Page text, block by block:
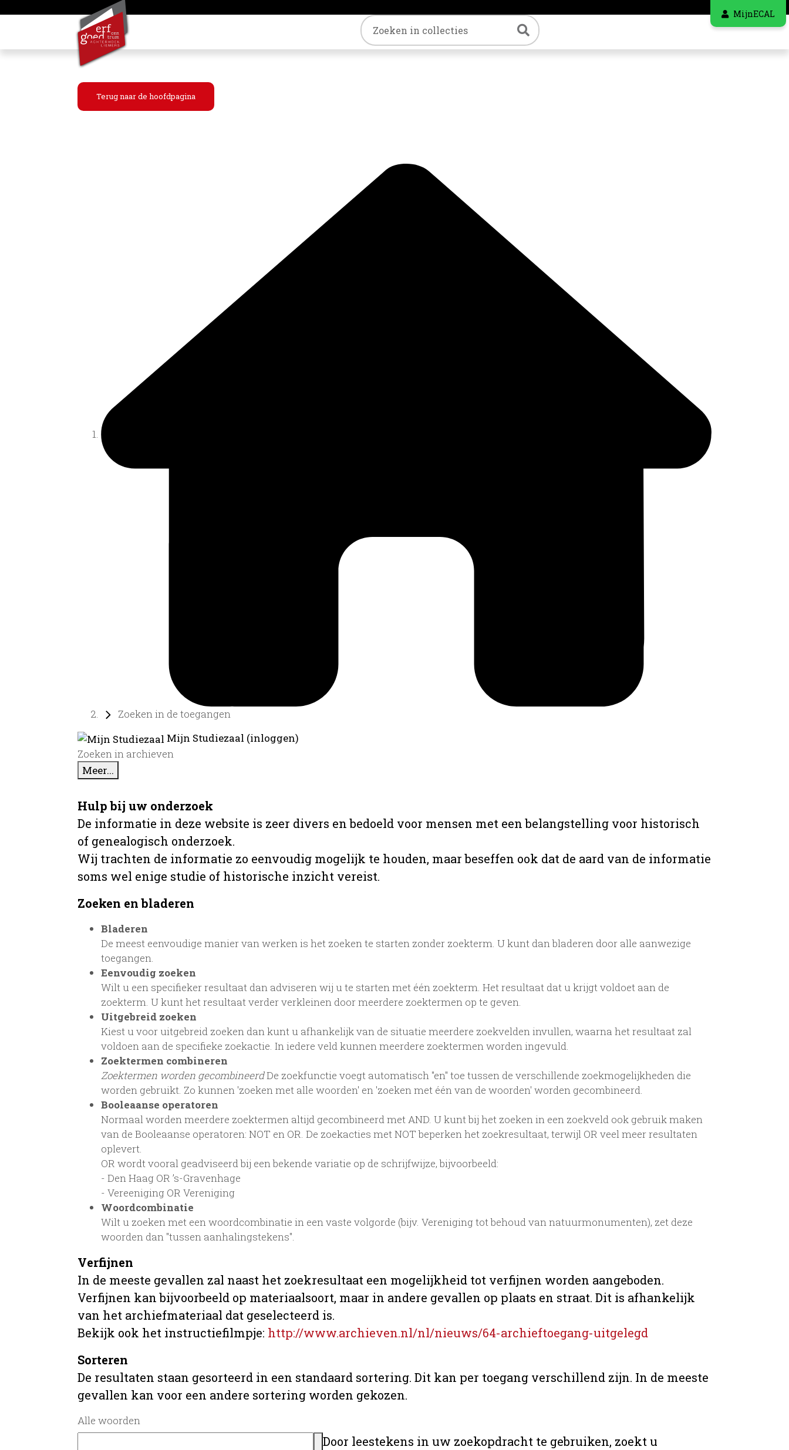
MijnECAL
Trefwoord Zoeken
Terug naar de hoofdpagina
Zoeken in de toegangen
Mijn Studiezaal (inloggen)
Zoeken in archieven
Meer...
Hulp bij uw onderzoek
De informatie in deze website is zeer divers en bedoeld voor mensen met een belangstelling voor historisch
of genealogisch onderzoek.
Wij trachten de informatie zo eenvoudig mogelijk te houden, maar beseffen ook dat de aard van de informatie
soms wel enige studie of historische inzicht vereist.
Zoeken en bladeren
Bladeren
De meest eenvoudige manier van werken is het zoeken te starten zonder zoekterm. U kunt dan bladeren door alle aanwezige
toegangen.
Eenvoudig zoeken
Wilt u een specifieker resultaat dan adviseren wij u te starten met één zoekterm. Het resultaat dat u krijgt voldoet aan de
zoekterm. U kunt het resultaat verder verkleinen door meerdere zoektermen op te geven.
Uitgebreid zoeken
Kiest u voor uitgebreid zoeken dan kunt u afhankelijk van de situatie meerdere zoekvelden invullen, waarna het resultaat zal
voldoen aan de specifieke zoekactie. In iedere veld kunnen meerdere zoektermen worden ingevuld.
Zoektermen combineren
Zoektermen worden gecombineerdDe zoekfunctie voegt automatisch "en" toe tussen de verschillende zoekmogelijkheden die
worden gebruikt. Zo kunnen 'zoeken met alle woorden' en 'zoeken met één van de woorden' worden gecombineerd.
Booleaanse operatoren
Normaal worden meerdere zoektermen altijd gecombineerd met AND. U kunt bij het zoeken in een zoekveld ook gebruik maken
van de Booleaanse operatoren: NOT en OR. De zoekacties met NOT beperken het zoekresultaat, terwijl OR veel meer resultaten
oplevert.
OR wordt vooral geadviseerd bij een bekende variatie op de schrijfwijze, bijvoorbeeld:
- Den Haag OR ’s-Gravenhage
- Vereeniging OR Vereniging
Woordcombinatie
Wilt u zoeken met een woordcombinatie in een vaste volgorde (bijv. Vereniging tot behoud van natuurmonumenten), zet deze
woorden dan "tussen aanhalingstekens".
Verfijnen
In de meeste gevallen zal naast het zoekresultaat een mogelijkheid tot verfijnen worden aangeboden.
Verfijnen kan bijvoorbeeld op materiaalsoort, maar in andere gevallen op plaats en straat. Dit is afhankelijk
van het archiefmateriaal dat geselecteerd is.
Bekijk ook het instructiefilmpje: http://www.archieven.nl/nl/nieuws/64-archieftoegang-uitgelegd
Sorteren
De resultaten staan gesorteerd in een standaard sortering. Dit kan per toegang verschillend zijn. In de meeste
gevallen kan voor een andere sortering worden gekozen.
Alle woorden
Door leestekens in uw zoekopdracht te gebruiken, zoekt u